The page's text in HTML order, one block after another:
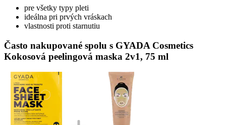
pre všetky typy pleti
ideálna pri prvých vráskach
vlastnosti proti starnutiu
Často nakupované spolu s GYADA Cosmetics
Kokosová peelingová maska 2v1, 75 ml